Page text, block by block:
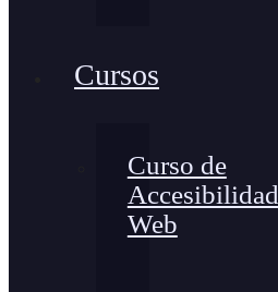
Cursos
Curso de
Accesibilidad
Web